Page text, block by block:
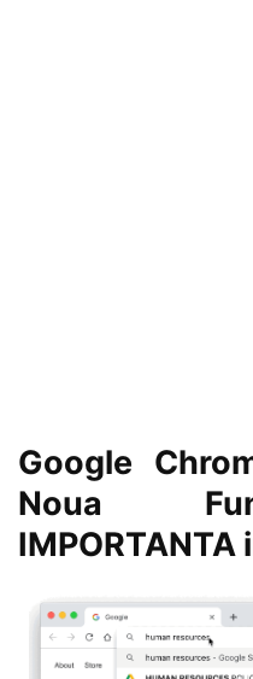
Google
Noua